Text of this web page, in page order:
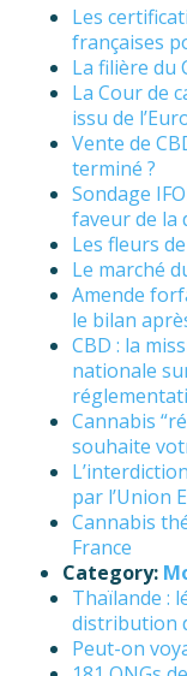
Les
françaises
La filière du
La Cour de
issu de
Vente de
terminé ?
Sondage
faveur de la
Les fleurs
Le marché
Amende
le bilan
CBD : la
nationale
Cannabis
souhaite
par l’Union
Cannabis
France
Category:
Thaïlande :
distribution
Peut-on